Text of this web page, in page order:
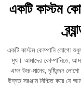
একটি কাস্টম
একটি কাস্টম কোম্পানি লোগো
মুখ। আমাদের কোম্পানিতে,
এমন উচ্চ-মানের, দৃষ্টিনন্দন
উন্নত সরঞ্জাম নিশ্চিত করে যে